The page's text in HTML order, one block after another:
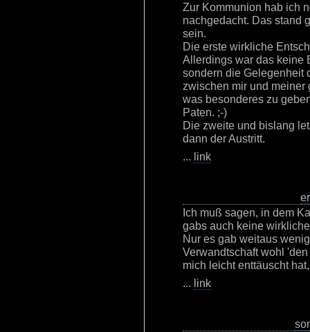
Zur Kommunion hab ich
nachgedacht. Das stand
sein.
Die erste wirkliche
Allerdings war das keine
sondern die Gelegenheit
zwischen mir und
was besonderes zu
Paten. ;-)
Die zweite und bislang
dann der Austritt.
... link
Ich muß sagen, in dem
gabs auch keine
Nur es gab weitaus
Verwandtschaft wohl
mich leicht enttäuscht
... link